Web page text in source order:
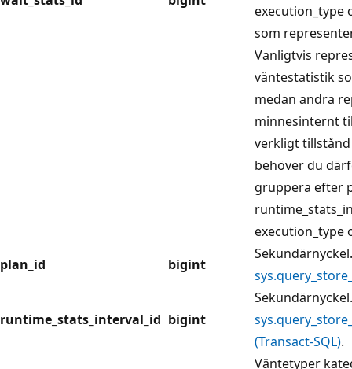
execution_type
som
Vanligtvis
väntestatistik
medan andra
minnesinternt
verkligt
behöver du
gruppera efter
execution_type
plan_id
bigint
runtime_stats_interval_id bigint
(Transact-SQL).
Väntetyper